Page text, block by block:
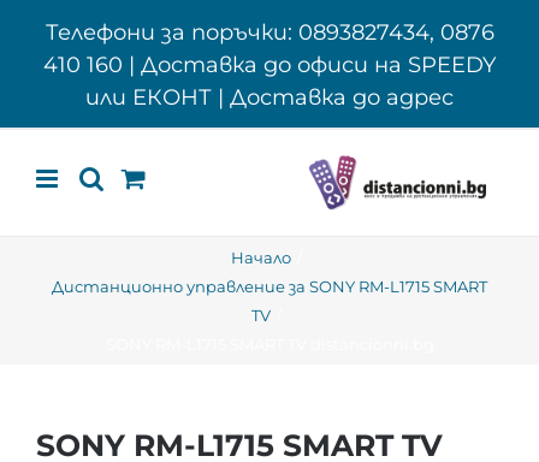
Телефони за поръчки: 0893827434, 0876
410 160 | Доставка до офиси на SPEEDY
или ЕКОНТ | Доставка до адрес
Начало
Дистанционно управление за SONY RM-L1715 SMART
TV
SONY RM-L1715 SMART TV